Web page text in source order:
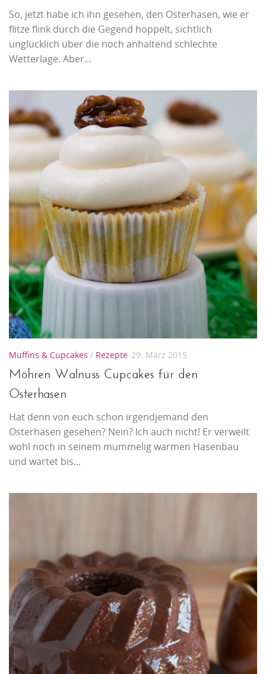
So, jetzt habe ich ihn gesehen, den Osterhasen, wie er
flitze flink durch die Gegend hoppelt, sichtlich
unglücklich über die noch anhaltend schlechte
Wetterlage. Aber...
Muffins & Cupcakes / Rezepte 29. März 2015
Möhren Walnuss Cupcakes für den
Osterhasen
Hat denn von euch schon irgendjemand den
Osterhasen gesehen? Nein? Ich auch nicht! Er verweilt
wohl noch in seinem mummelig warmen Hasenbau
und wartet bis...